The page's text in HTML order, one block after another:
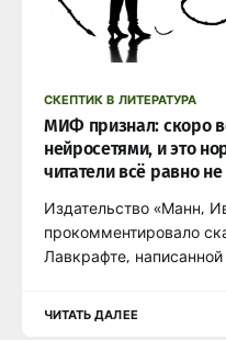
СКЕПТИК В ЛИТЕРАТУРА
МИФ признал: скоро
нейросетями, и это
читатели всё равно не
Издательство «Манн,
прокомментировало
Лавкрафте, написанной
ЧИТАТЬ ДАЛЕЕ